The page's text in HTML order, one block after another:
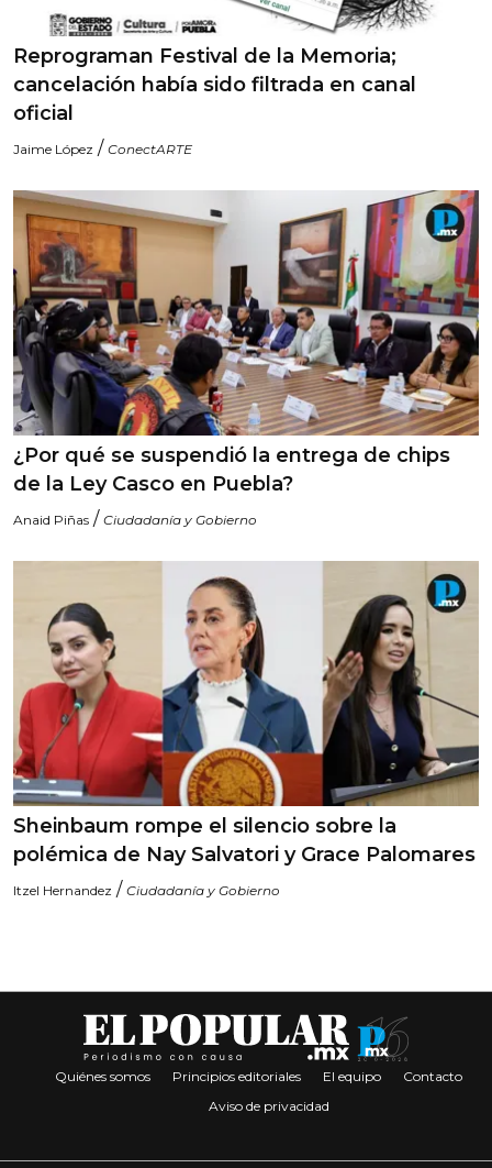
Reprograman Festival de la Memoria;
cancelación había sido filtrada en canal
oficial
Jaime López / ConectARTE
¿Por qué se suspendió la entrega de chips
de la Ley Casco en Puebla?
Anaid Piñas / Ciudadanía y Gobierno
Sheinbaum rompe el silencio sobre la
polémica de Nay Salvatori y Grace Palomares
Itzel Hernandez / Ciudadanía y Gobierno
Quiénes somos Principios editoriales El equipo
Contacto
Aviso de privacidad